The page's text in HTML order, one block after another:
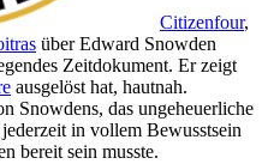
Citizenfour,
über Edward Snowden
Zeitdokument. Er zeigt
ausgelöst hat, hautnah.
Snowdens, das ungeheuerliche
in vollem Bewusstsein
bereit sein musste.